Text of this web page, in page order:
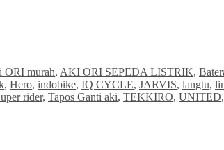
ORI murah, AKI ORI SEPEDA LISTRIK,
, Hero, indobike, IQ CYCLE, JARVIS, langtu,
rider, Tapos Ganti aki, TEKKIRO, UNITED,